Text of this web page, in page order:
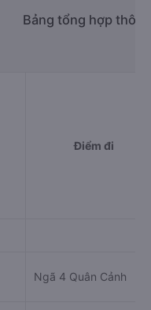
Bảng tổng hợp
Điểm đi
Ngã 4 Quân Cảnh